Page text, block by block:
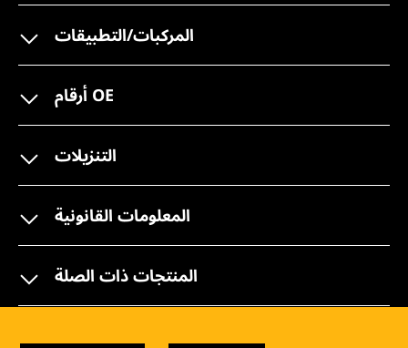
المركبات/التطبيقات
أرقام OE
التنزيلات
المعلومات القانونية
المنتجات ذات الصلة